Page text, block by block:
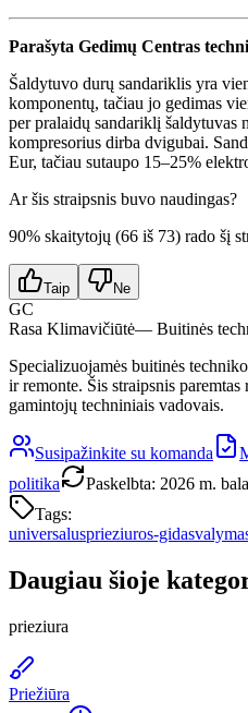
Parašyta Gedimų Centras
Šaldytuvo durų sandariklis yra
komponentų, tačiau jo gedimas
per pralaidų sandariklį šaldytuvas
kompresorius dirba dvigubai.
Eur, tačiau sutaupo 15–25%
Ar šis straipsnis buvo naudingas?
90% skaitytojų (66 iš 73) rado šį
Taip Ne
GC
Rasa Klimavičiūtė— Buitinės
Specializuojamės buitinės
ir remonte. Šis straipsnis
gamintojų techniniais vadovais.
Susipažinkite su komanda
politika
Paskelbta: 2026 m.
Tags:
universalusprieziuros-gidas
Daugiau šioje
prieziura
Priežiūra